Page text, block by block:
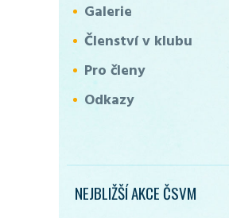
Galerie
Členství v klubu
Pro členy
Odkazy
NEJBLIŽŠÍ AKCE ČSVM